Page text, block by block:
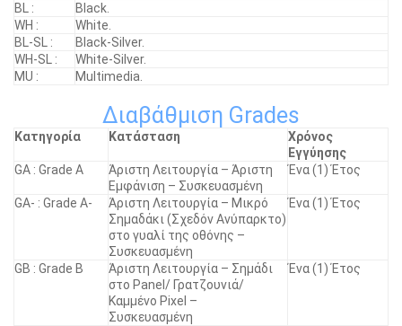
BL :
Black.
WH :
White.
BL-SL :
Black-Silver.
WH-SL :
White-Silver.
MU :
Multimedia.
Διαβάθμιση Grades
Κατηγορία Κατάσταση
Χρόνος
Εγγύησης
GA : Grade A
Άριστη Λειτουργία – Άριστη
Εμφάνιση – Συσκευασμένη
Ένα (1) Έτος
GA- : Grade A-
Άριστη Λειτουργία – Μικρό
Σημαδάκι (Σχεδόν Ανύπαρκτο)
στο γυαλί της οθόνης –
Συσκευασμένη
Ένα (1) Έτος
GB : Grade B
Άριστη Λειτουργία – Σημάδι
στο Panel/ Γρατζουνιά/
Καμμένο Pixel –
Συσκευασμένη
Ένα (1) Έτος